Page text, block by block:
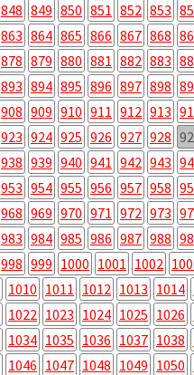
848 849 850 851 852 853
863 864 865 866 867 868
878 879 880 881 882 883
893 894 895 896 897 898
908 909 910 911 912 913
923 924 925 926 927 928
938 939 940 941 942 943
953 954 955 956 957 958
968 969 970 971 972 973
983 984 985 986 987 988
998 999 1000 1001 1002
1010 1011 1012 1013 1014
1022 1023 1024 1025 1026
1034 1035 1036 1037 1038
1046 1047 1048 1049 1050